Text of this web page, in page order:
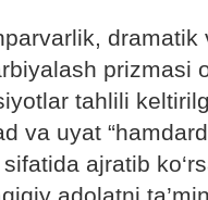
dramatik
prizmasi
tahlili
va uyat
ajratib